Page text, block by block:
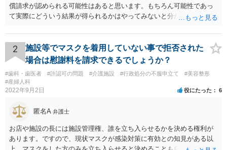
償請求が認められる可能性はあると思います。もちろん可能性であっ
て実際にどういう結果が得られるかはやってみないと分かりません
療費や精神的苦痛を受けた分の慰謝料や仕事に影響があれば休業損害
などが考えられます。 頑張ってください。
2
施設等でマスクを着用していない事で拒否された
場合は慰謝料を請求できるでしょうか？
#歯科・歯医者 #許認可の問題 #介護施設 #行政処分の不服申立て
#美容整形
#産婦人科
2022年9月2日 役にたった 6
匿名A 弁護士
お店や施設の長には施設管理権、誰を立ち入らせるかを決める権利が
あります。ですので、現状マスクが感染対策に有効との知見がある以
上、マスクをした方のみを立ち入らせると決めることも自由であり、